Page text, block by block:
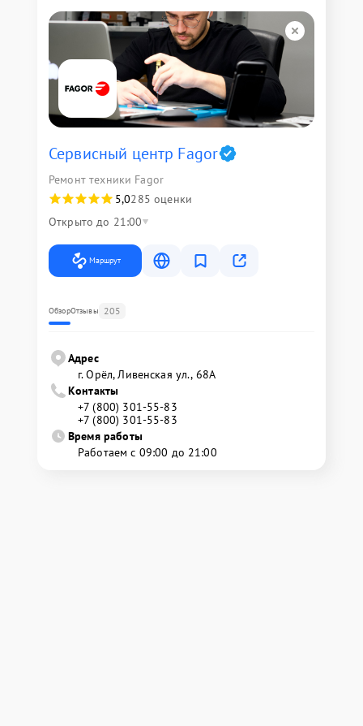
Сервисный центр Fagor
Ремонт техники Fagor
5,0285 оценки
Открыто до 21:00
Маршрут
ОбзорОтзывы 205
Адрес
г. Орёл, Ливенская ул., 68А
Контакты
+7 (800) 301-55-83
+7 (800) 301-55-83
Время работы
Работаем с 09:00 до 21:00